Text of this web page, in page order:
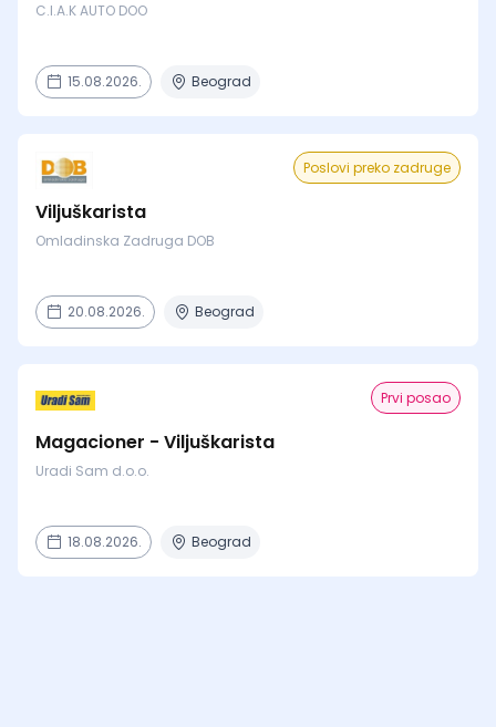
C.I.A.K AUTO DOO
15.08.2026. Beograd
Poslovi preko zadruge
Viljuškarista
Omladinska Zadruga DOB
20.08.2026. Beograd
Prvi posao
Magacioner - Viljuškarista
Uradi Sam d.o.o.
18.08.2026. Beograd